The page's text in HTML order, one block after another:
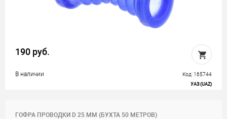
190 руб.
В наличии Код: 165744
УАЗ (UAZ)
ГОФРА ПРОВОДКИ D 25 ММ (БУХТА 50 МЕТРОВ)